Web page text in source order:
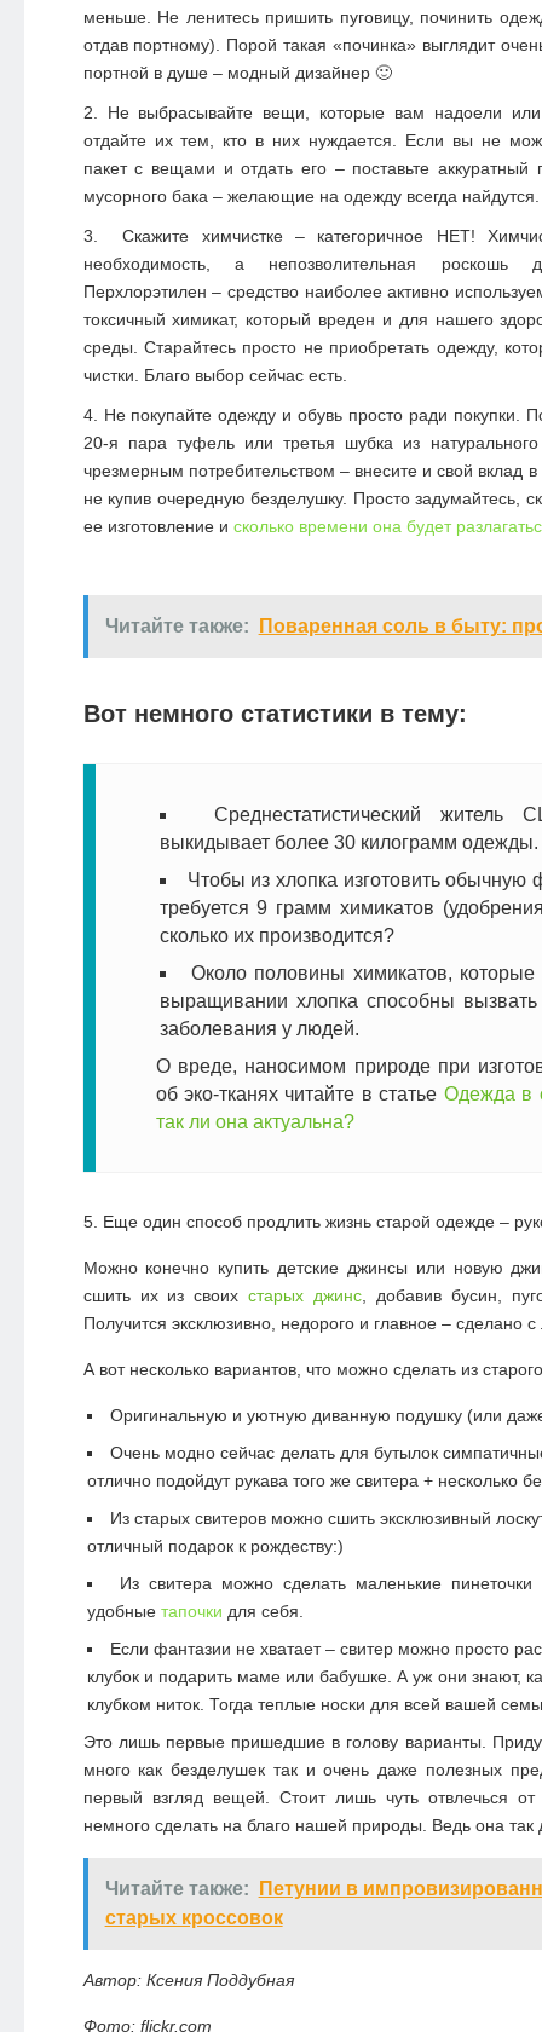
меньше. Не ленитесь пришить пуговицу, починить
отдав портному). Порой такая «починка» выглядит
портной в душе – модный дизайнер 🙂
Не выбрасывайте вещи, которые вам надоели
отдайте их тем, кто в них нуждается. Если вы не
пакет с вещами и отдать его – поставьте аккуратный
мусорного бака – желающие на одежду всегда найдутся.
Скажите химчистке – категоричное НЕТ!
необходимость, а непозволительная
Перхлорэтилен – средство наиболее активно
токсичный химикат, который вреден и для нашего
среды. Старайтесь просто не приобретать одежду,
чистки. Благо выбор сейчас есть.
Не покупайте одежду и обувь просто ради покупки.
20-я пара туфель или третья шубка из
чрезмерным потребительством – внесите и свой вклад
не купив очередную безделушку. Просто задумайтесь,
ее изготовление и сколько времени она будет
Читайте также: Поваренная соль в быту:
Вот немного статистики в тему:
Среднестатистический житель
выкидывает более 30 килограмм одежды.
Чтобы из хлопка изготовить обычную
требуется 9 грамм химикатов
сколько их производится?
Около половины химикатов,
выращивании хлопка способны вызвать
заболевания у людей.
О вреде, наносимом природе при
об эко-тканях читайте в статье Одежда в
так ли она актуальна?
5. Еще один способ продлить жизнь старой одежде –
Можно конечно купить детские джинсы или новую
сшить их из своихстарых джинс , добавив бусин,
Получится эксклюзивно, недорого и главное – сделано
А вот несколько вариантов, что можно сделать из
Оригинальную и уютную диванную подушку (или
Очень модно сейчас делать для бутылок
отлично подойдут рукава того же свитера + несколько
Из старых свитеров можно сшить эксклюзивный
отличный подарок к рождеству:)
Из свитера можно сделать маленькие
удобные тапочки для себя.
Если фантазии не хватает – свитер можно просто
клубок и подарить маме или бабушке. А уж они знают,
клубком ниток. Тогда теплые носки для всей вашей
Это лишь первые пришедшие в голову варианты.
много как безделушек так и очень даже полезных
первый взгляд вещей. Стоит лишь чуть отвлечься от
немного сделать на благо нашей природы. Ведь она
Читайте также:
Петунии в
старых кроссовок
Автор: Ксения Поддубная
Фото: flickr.com